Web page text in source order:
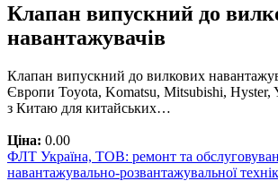
Клапан випускний до
навантажувачів
Клапан випускний до вилкових
Європи Toyota, Komatsu, Mitsubishi, Hyster,
з Китаю для китайських…
Ціна: 0.00
ФЛТ Україна, ТОВ: ремонт та
навантажувально-розвантажувальної